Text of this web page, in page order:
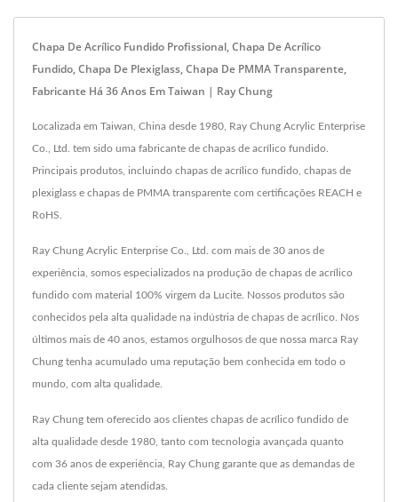
Chapa De Acrílico Fundido Profissional, Chapa De Acrílico
Fundido, Chapa De Plexiglass, Chapa De PMMA Transparente,
Fabricante Há 36 Anos Em Taiwan | Ray Chung
Localizada em Taiwan, China desde 1980, Ray Chung Acrylic Enterprise
Co., Ltd. tem sido uma fabricante de chapas de acrílico fundido.
Principais produtos, incluindo chapas de acrílico fundido, chapas de
plexiglass e chapas de PMMA transparente com certificações REACH e
RoHS.
Ray Chung Acrylic Enterprise Co., Ltd. com mais de 30 anos de
experiência, somos especializados na produção de chapas de acrílico
fundido com material 100% virgem da Lucite. Nossos produtos são
conhecidos pela alta qualidade na indústria de chapas de acrílico. Nos
últimos mais de 40 anos, estamos orgulhosos de que nossa marca Ray
Chung tenha acumulado uma reputação bem conhecida em todo o
mundo, com alta qualidade.
Ray Chung tem oferecido aos clientes chapas de acrílico fundido de
alta qualidade desde 1980, tanto com tecnologia avançada quanto
com 36 anos de experiência, Ray Chung garante que as demandas de
cada cliente sejam atendidas.